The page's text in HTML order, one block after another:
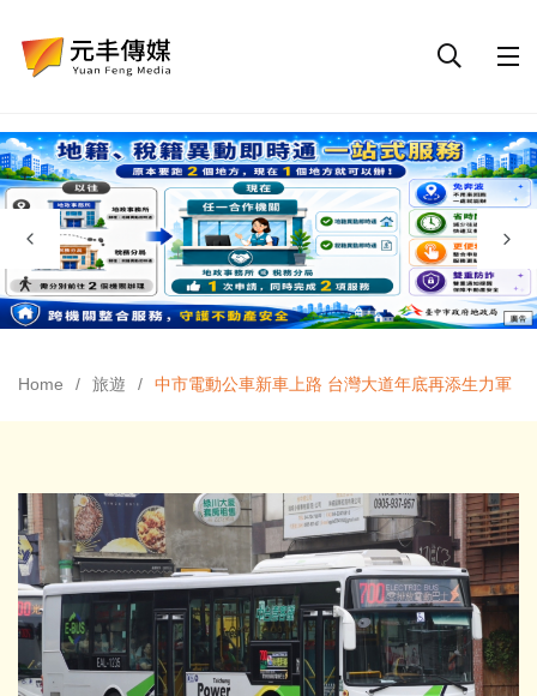
Home 旅遊 中市電動公車新車上路 台灣大道年底再添生力軍